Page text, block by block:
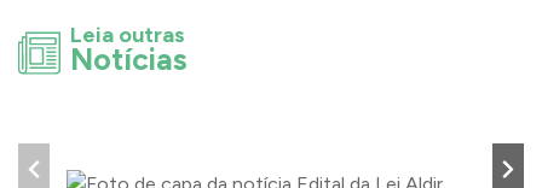
Leia outras
Notícias